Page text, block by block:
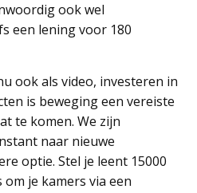
ook wel
een lening voor 180
ook als video, investeren in
is beweging een vereiste
te komen. We zijn
naar nieuwe
optie. Stel je leent 15000
je kamers via een